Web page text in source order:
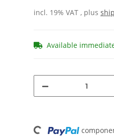
incl. 19% VAT , plus
Available
Loading...